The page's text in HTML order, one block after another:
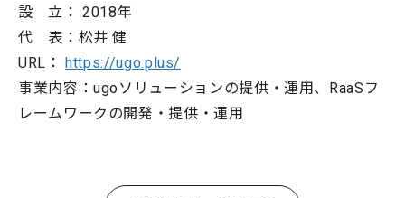
設 立： 2018年
代 表：松井 健
URL：https://ugo.plus/
事業内容：ugoソリューションの提供・運用、RaaSフ
レームワークの開発・提供・運用